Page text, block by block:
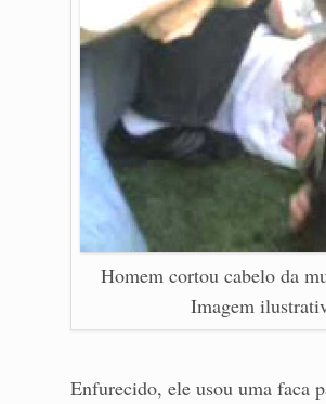
Homem cortou cabelo da
Imagem
Enfurecido, ele usou uma faca